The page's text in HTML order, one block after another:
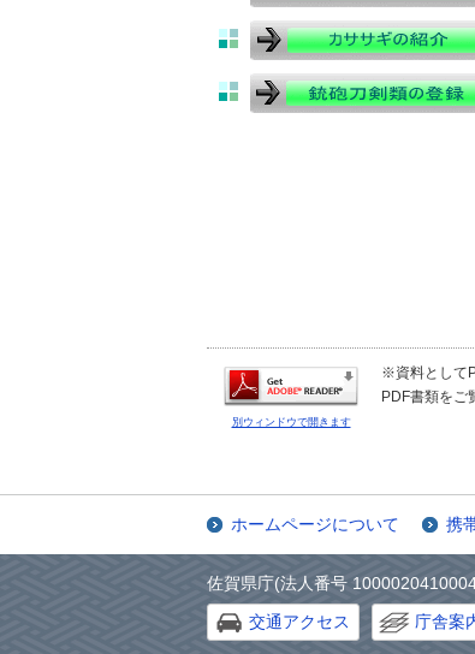
別ウィンドウで開きます
※資料として
PDF書類をご
ホームページについて 携
佐賀県庁(法人番号
交通アクセス
庁舎案